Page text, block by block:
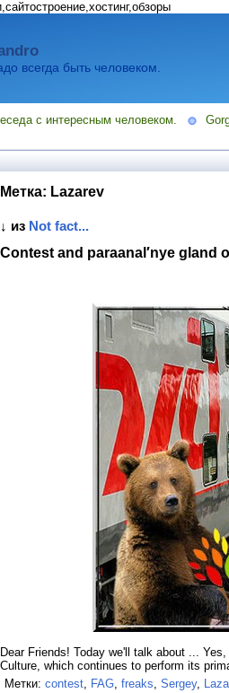
всегда быть человеком.
с интересным человеком.
Метка: Lazarev
↓ из Not fact...
Contest and paraanal′nye gland
Dear Friends! Today we'll talk about ...
Culture, which continues to perform its
Метки: contest, FAG, freaks, Sergey,